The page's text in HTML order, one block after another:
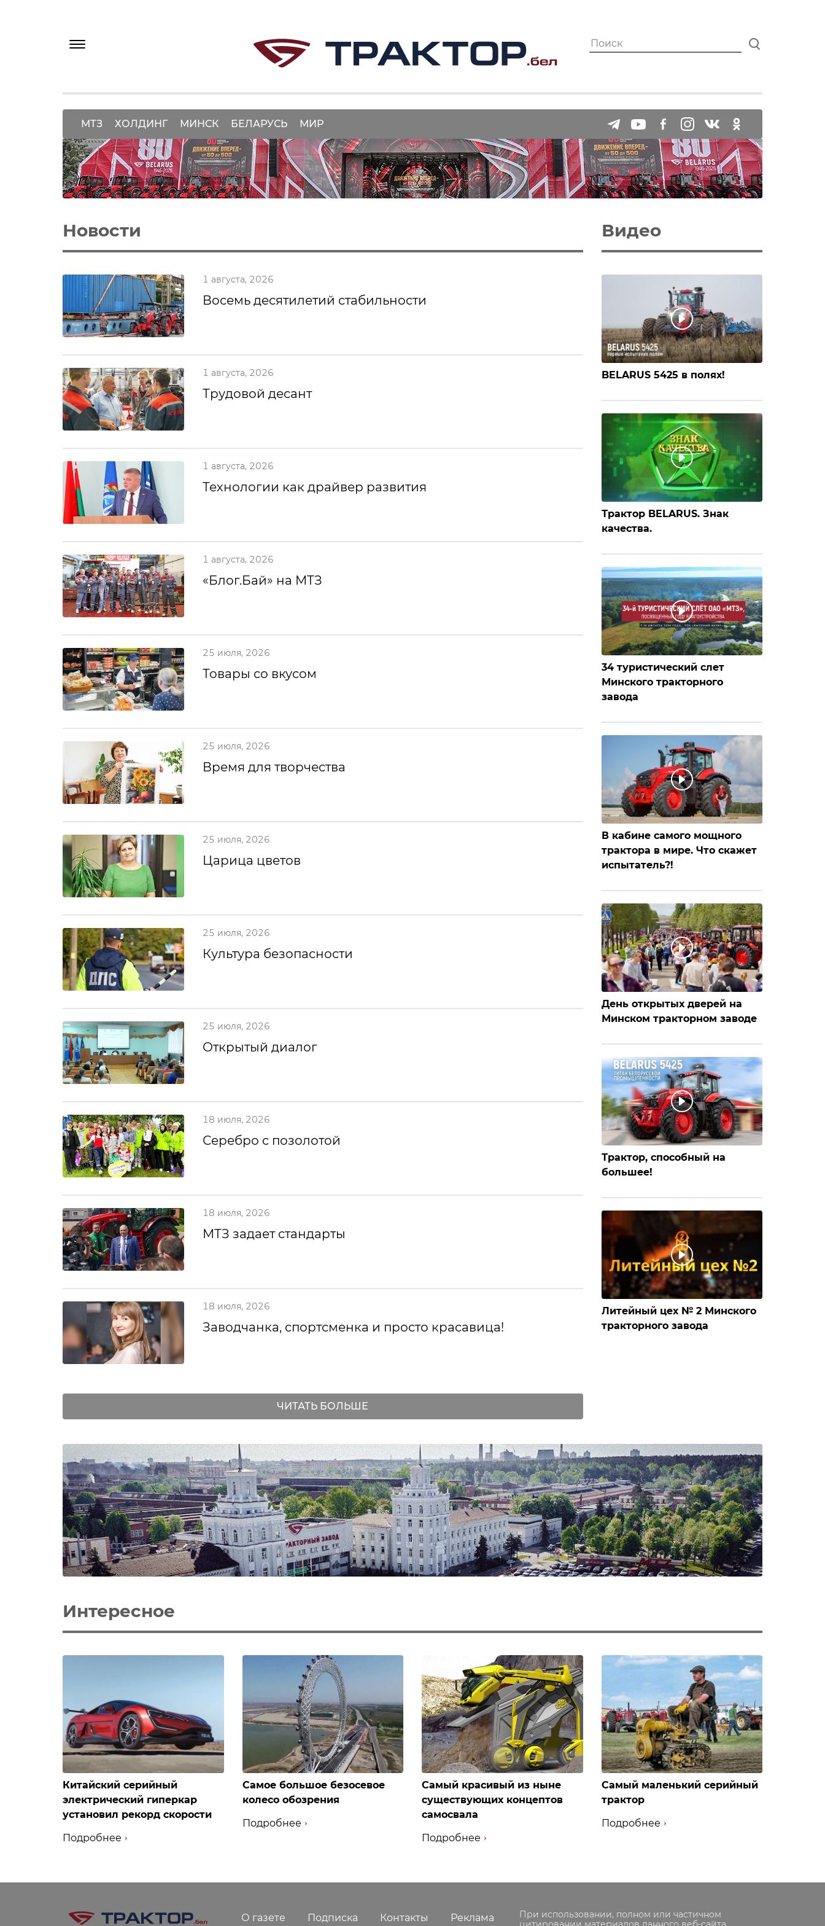
МТЗ ХОЛДИНГ МИНСК БЕЛАРУСЬ МИР
Новости
1 августа, 2026
Восемь десятилетий стабильности
1 августа, 2026
Трудовой десант
1 августа, 2026
Технологии как драйвер развития
1 августа, 2026
«Блог.Бай» на МТЗ
25 июля, 2026
Товары со вкусом
25 июля, 2026
Время для творчества
25 июля, 2026
Царица цветов
25 июля, 2026
Культура безопасности
25 июля, 2026
Открытый диалог
18 июля, 2026
Серебро с позолотой
18 июля, 2026
МТЗ задает стандарты
18 июля, 2026
Заводчанка, спортсменка и просто красавица!
ЧИТАТЬ БОЛЬШЕ
Видео
BELARUS 5425 в полях!
Трактор BELARUS. Знак
качества.
34 туристический слет
Минского тракторного
завода
В кабине самого мощного
трактора в мире. Что скажет
испытатель?!
День открытых дверей на
Минском тракторном заводе
Трактор, способный на
большее!
Литейный цех № 2 Минского
тракторного завода
Интересное
Китайский серийный
электрический гиперкар
установил рекорд скорости
Подробнее
Самое большое безосевое
колесо обозрения
Подробнее
Самый красивый из ныне
существующих концептов
самосвала
Подробнее
Самый маленький серийный
трактор
Подробнее
О газете Подписка Контакты Реклама
При использовании, полном или частичном